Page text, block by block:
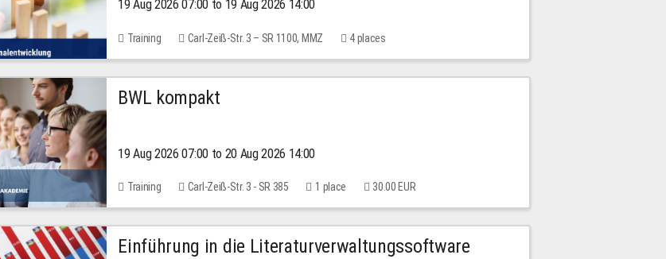
19 Aug 2026 07:00 to 19 Aug 2026 14:00
Training Carl-Zeiß-Str. 3 – SR 1100, MMZ 4 places
BWL kompakt
19 Aug 2026 07:00 to 20 Aug 2026 14:00
Training Carl-Zeiß-Str. 3 - SR 385 1 place 30.00 EUR
Einführung in die Literaturverwaltungssoftware